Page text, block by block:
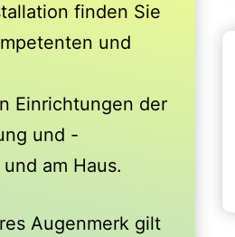
finden Sie
und
Einrichtungen der
und -
am Haus.
Augenmerk gilt